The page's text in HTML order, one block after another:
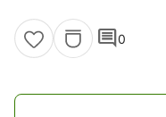
comment0